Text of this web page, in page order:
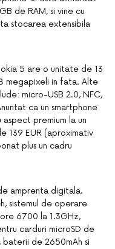
de RAM, si vine cu
stocarea extensibila
5 are o unitate de 13
megapixeli in fata. Alte
micro-USB 2.0, NFC,
ca un smartphone
premium la un
139 EUR (aproximativ
plus un cadru
amprenta digitala.
sistemul de operare
6700 la 1.3GHz,
carduri microSD de
baterii de 2650mAh si